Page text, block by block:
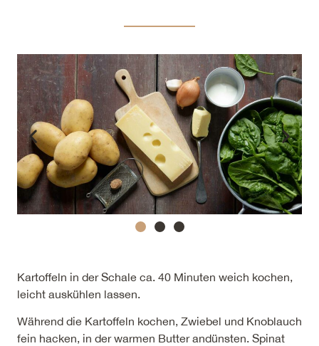
Kartoffeln in der Schale ca. 40 Minuten weich kochen,
leicht auskühlen lassen.
Während die Kartoffeln kochen, Zwiebel und Knoblauch
fein hacken, in der warmen Butter andünsten. Spinat